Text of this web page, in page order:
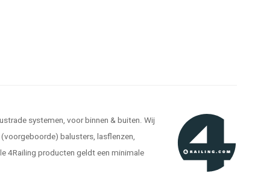
systemen, voor binnen & buiten. Wij
balusters, lasflenzen,
4Railing producten geldt een minimale